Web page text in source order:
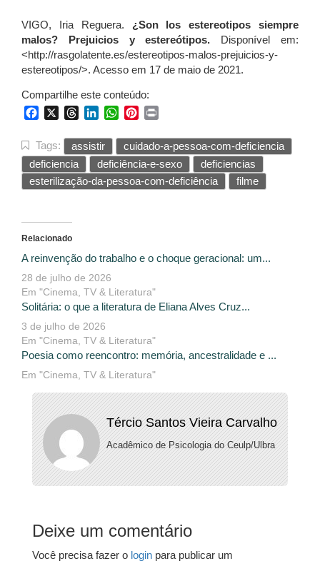
VIGO, Iria Reguera. ¿Son los estereotipos siempre
malos? Prejuicios y estereótipos. Disponível em:
<http://rasgolatente.es/estereotipos-malos-prejuicios-y-
estereotipos/>. Acesso em 17 de maio de 2021.
Compartilhe este conteúdo:
FacebookThreadsLinkedInWhatsApp
Pinterest
Tags: assistir
cuidado-a-pessoa-com-deficiencia
deficiencia
deficiência-e-sexo
deficiencias
esterilização-da-pessoa-com-deficiência
filme
Relacionado
A reinvenção do trabalho e o choque geracional: um...
28 de julho de 2026
Em "Cinema, TV & Literatura"
Solitária: o que a literatura de Eliana Alves Cruz...
3 de julho de 2026
Em "Cinema, TV & Literatura"
Poesia como reencontro: memória, ancestralidade e ...
Em "Cinema, TV & Literatura"
Tércio Santos Vieira Carvalho
Acadêmico de Psicologia do Ceulp/Ulbra
Deixe um comentário
Você precisa fazer o login para publicar um